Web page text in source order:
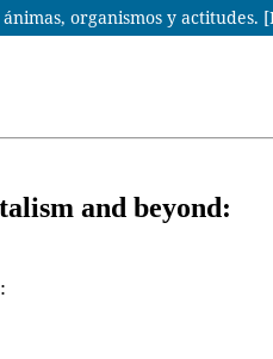
organismos y actitudes.